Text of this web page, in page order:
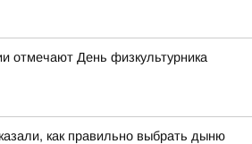
отмечают День физкультурника
как правильно выбрать дыню